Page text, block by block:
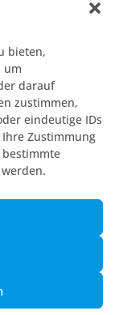
bieten,
um
darauf
zustimmen,
eindeutige IDs
Zustimmung